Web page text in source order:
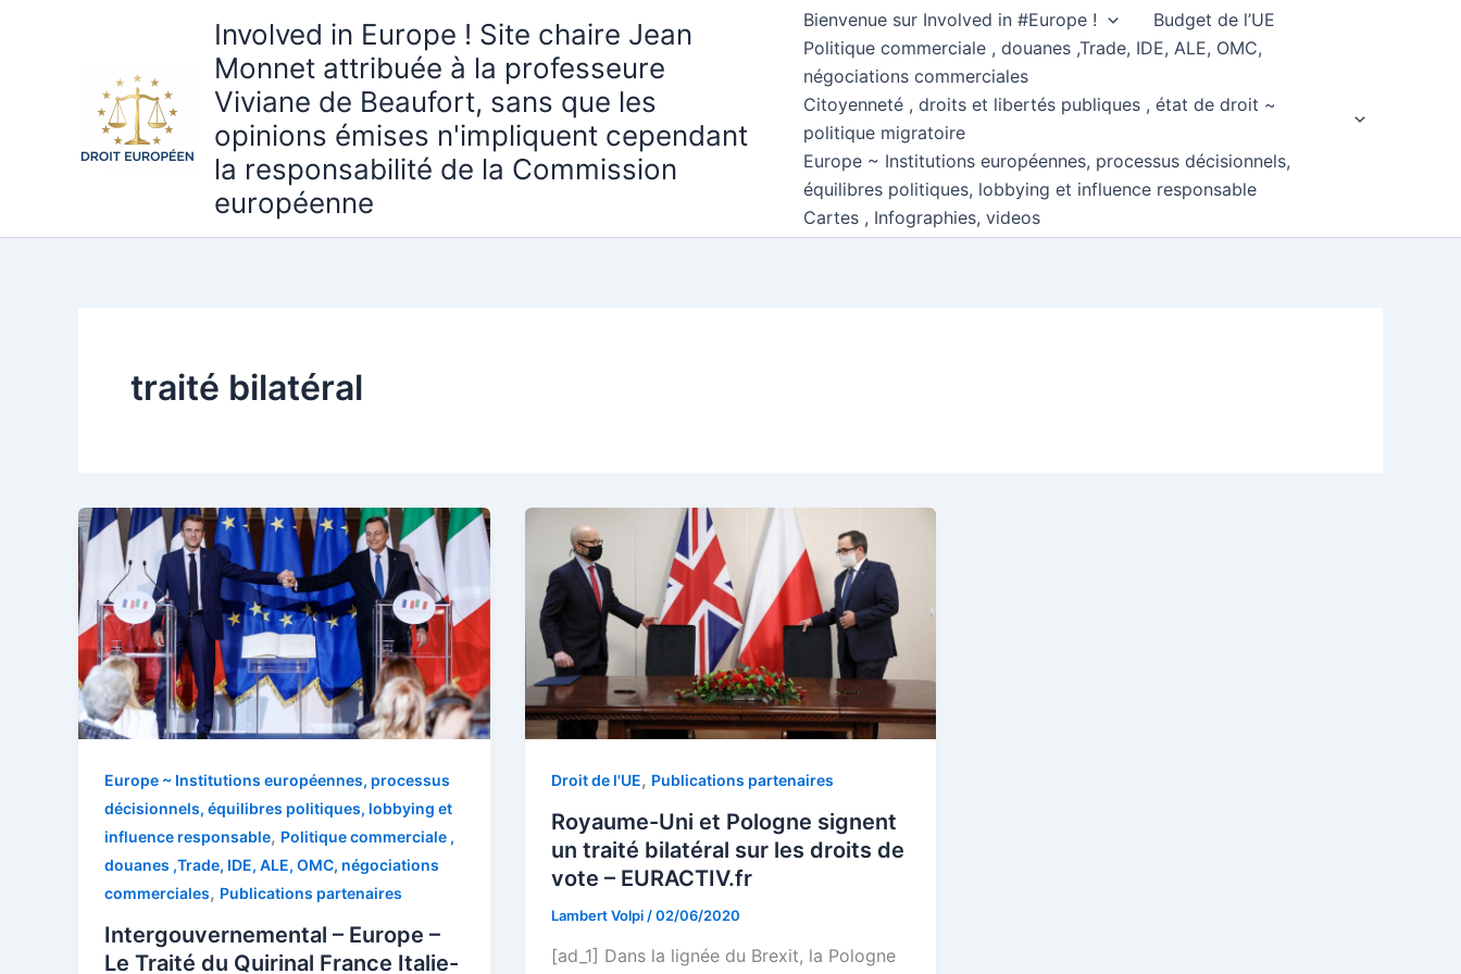
Involved in Europe ! Site chaire Jean
Monnet attribuée à la professeure
Viviane de Beaufort, sans que les
opinions émises n'impliquent cependant
la responsabilité de la Commission
européenne
Bienvenue sur Involved in #Europe !
Budget de l’UE
Politique commerciale , douanes ,Trade, IDE, ALE, OMC,
négociations commerciales
Citoyenneté , droits et libertés publiques , état de droit ~
politique migratoire
Europe ~ Institutions européennes, processus décisionnels,
équilibres politiques, lobbying et influence responsable
Cartes , Infographies, videos
traité bilatéral
Europe ~ Institutions européennes, processus
décisionnels, équilibres politiques, lobbying et
influence responsable, Politique commerciale ,
douanes ,Trade, IDE, ALE, OMC, négociations
commerciales, Publications partenaires
Intergouvernemental – Europe –
Le Traité du Quirinal France Italie-
Droit de l'UE, Publications partenaires
Royaume-Uni et Pologne signent
un traité bilatéral sur les droits de
vote – EURACTIV.fr
Lambert Volpi /02/06/2020
[ad_1] Dans la lignée du Brexit, la Pologne